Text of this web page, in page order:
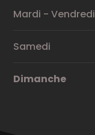
Mardi - Vendredi
Samedi
Dimanche